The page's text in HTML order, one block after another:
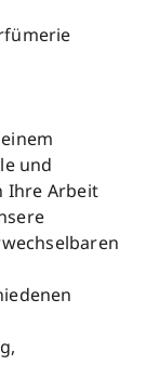
und
Ihre Arbeit